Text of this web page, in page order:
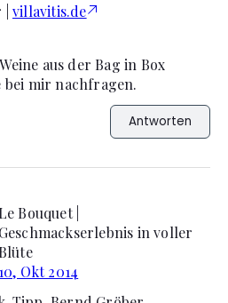
villavitis.de
aus der Bag in Box
mir nachfragen.
Antworten
Le Bouquet |
Geschmackserlebnis in voller
Blüte
10, Okt 2014